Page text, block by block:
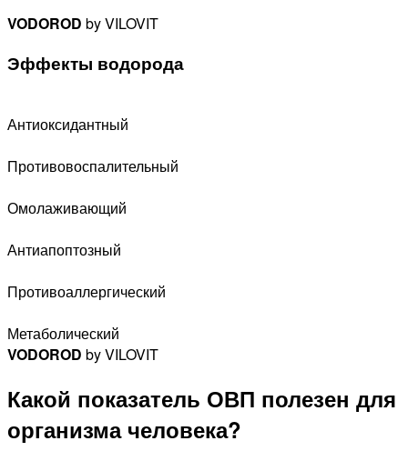
VODOROD by VILOVIT
Эффекты водорода
Антиоксидантный
Противовоспалительный
Омолаживающий
Антиапоптозный
Противоаллергический
Метаболический
VODOROD by VILOVIT
Какой показатель ОВП полезен для
организма человека?